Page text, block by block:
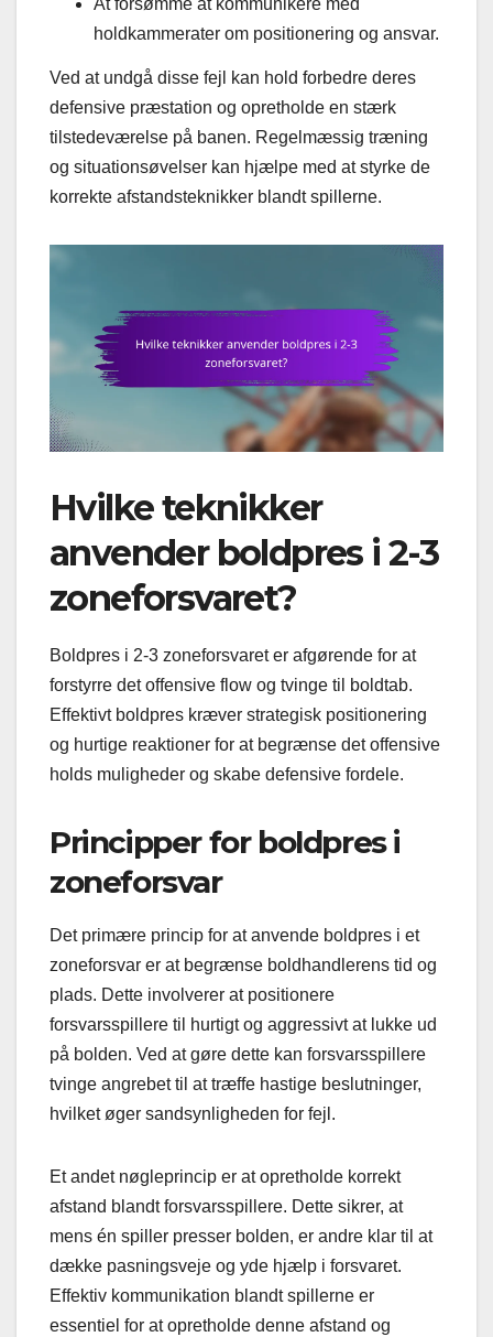
holdkammerater om positionering og ansvar.
Ved at undgå disse fejl kan hold forbedre deres
defensive præstation og opretholde en stærk
tilstedeværelse på banen. Regelmæssig træning
og situationsøvelser kan hjælpe med at styrke de
korrekte afstandsteknikker blandt spillerne.
Hvilke teknikker
anvender boldpres i 2-3
zoneforsvaret?
Boldpres i 2-3 zoneforsvaret er afgørende for at
forstyrre det offensive flow og tvinge til boldtab.
Effektivt boldpres kræver strategisk positionering
og hurtige reaktioner for at begrænse det offensive
holds muligheder og skabe defensive fordele.
Principper for boldpres i
zoneforsvar
Det primære princip for at anvende boldpres i et
zoneforsvar er at begrænse boldhandlerens tid og
plads. Dette involverer at positionere
forsvarsspillere til hurtigt og aggressivt at lukke ud
på bolden. Ved at gøre dette kan forsvarsspillere
tvinge angrebet til at træffe hastige beslutninger,
hvilket øger sandsynligheden for fejl.
Et andet nøgleprincip er at opretholde korrekt
afstand blandt forsvarsspillere. Dette sikrer, at
mens én spiller presser bolden, er andre klar til at
dække pasningsveje og yde hjælp i forsvaret.
Effektiv kommunikation blandt spillerne er
essentiel for at opretholde denne afstand og